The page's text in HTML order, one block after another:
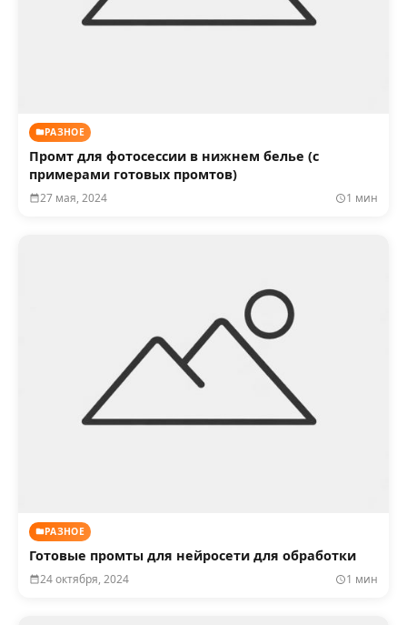
РАЗНОЕ
Промт для фотосессии в нижнем белье (с
примерами готовых промтов)
27 мая, 2024 1 мин
РАЗНОЕ
Готовые промты для нейросети для обработки
24 октября, 2024 1 мин